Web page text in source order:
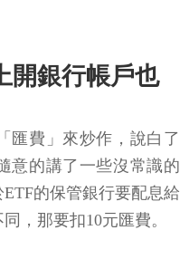
開銀行帳戶也
匯費」來炒作，說白了
意的講了一些沒常識的
的保管銀行要配息給
，那要扣10元匯費。